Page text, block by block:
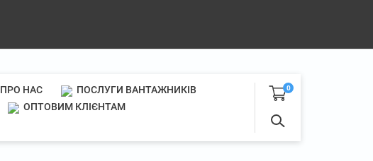
ПРО НАС
ПОСЛУГИ ВАНТАЖНИКІВ
ОПТОВИМ КЛІЄНТАМ
0